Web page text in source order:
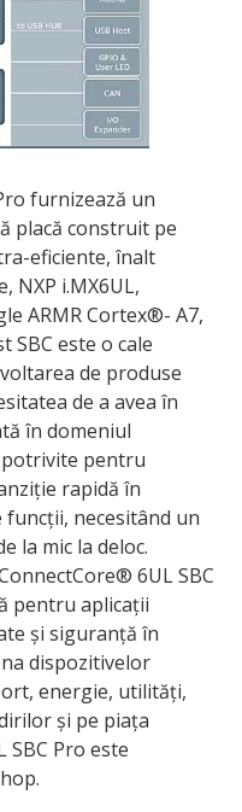
furnizează un
placă construit pe
eficiente, înalt
NXP i.MX6UL,
ARMR Cortex®- A7,
SBC este o cale
de produse
de a avea în
în domeniul
potrivite pentru
rapidă în
necesitând un
la mic la deloc.
6UL SBC
pentru aplicații
și siguranță în
dispozitivelor
energie, utilități,
și pe piața
Pro este